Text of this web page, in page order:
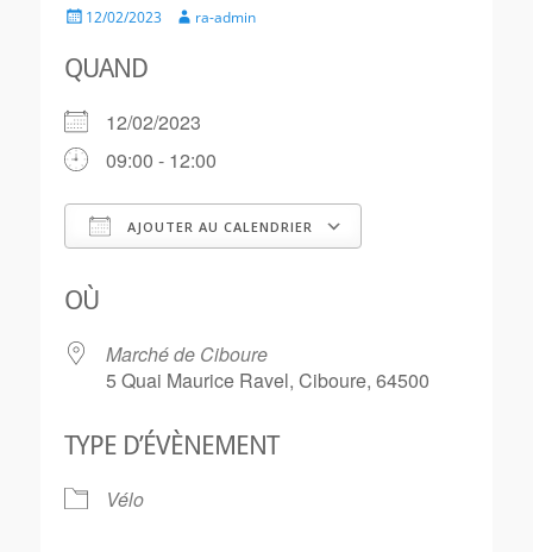
Posted12/02/2023 Authorra-admin
QUAND
12/02/2023
09:00 - 12:00
AJOUTER AU CALENDRIER
OÙ
Marché de Ciboure
5 Quai Maurice Ravel, Ciboure, 64500
TYPE D’ÉVÈNEMENT
Vélo